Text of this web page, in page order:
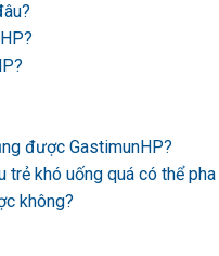
được GastimunHP?
trẻ khó uống quá có thể
không?